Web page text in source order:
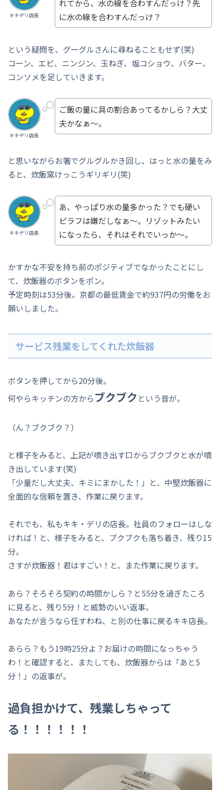
キキデリ店長
れてから、水の線を合わすんだっけ？先
に水の線を合わすんだっけ？
という疑問を、グーグルさんに尋ねることもせず(笑)
コーン、エビ、ニンジン、玉ねぎ、塩コショウ、バター、
コンソメを足していきます。
キキデリ店長
ご飯の量に具の割合あってるかしら？大丈
夫かなぁ～。
と思いながらお箸でグルグルかき回し、はっと水の量をみ
ると、炊飯窯けっこうギリギリ(笑)
キキデリ店長
あ、やっぱり水の量多かった？でも硬い
ピラフは嫌だしなぁ～。リゾットみたい
になったら、それはそれでいっか～。
かすかな不安を持ち前のポジティブでなかったことにし
て、炊飯器のボタンをポン。
予定時刻は53分後。京都の最低賃金で約937円の労働をお
願いしました。
サービス残業をしてくれた炊飯器
ボタンを押してから20分後。
何やらキッチンの方からブクブク という音が。
（ん？ブクブク？）
と様子をみると、上記が噴き出す口からブクブクと水が噴
き出しています(笑)
「少量だし大丈夫、キミにまかした！」と、中堅炊飯器に
全面的な信頼を置き、作業に戻ります。
それでも、私もキキ・デリの店長。社員のフォローはしな
ければ！と、様子をみると、ブクブクも落ち着き、残り15
分。
さすが炊飯器！君はすごい！と、また作業に戻ります。
あら？そろそろ契約の時間かしら？と55分を過ぎたころ
に見ると、残り5分！と威勢のいい返事。
あなたが言うなら任すわね、と別の仕事に戻るキキ店長。
あらら？もう19時25分よ？お届けの時間になっちゃう
わ！と確認すると、またしても、炊飯器からは「あと5
分！」の返事が。
過負担かけて、残業しちゃって
る！！！！！！